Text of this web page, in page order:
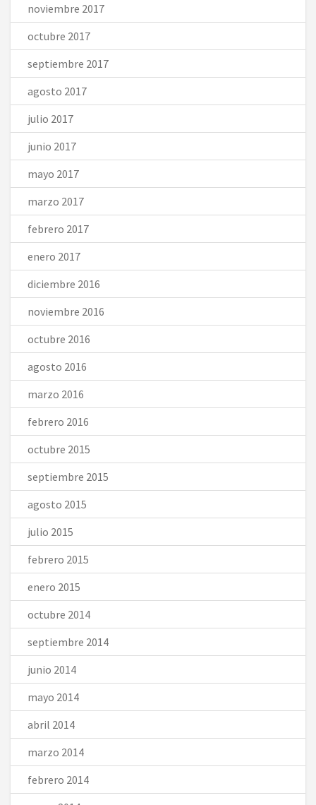
noviembre 2017
octubre 2017
septiembre 2017
agosto 2017
julio 2017
junio 2017
mayo 2017
marzo 2017
febrero 2017
enero 2017
diciembre 2016
noviembre 2016
octubre 2016
agosto 2016
marzo 2016
febrero 2016
octubre 2015
septiembre 2015
agosto 2015
julio 2015
febrero 2015
enero 2015
octubre 2014
septiembre 2014
junio 2014
mayo 2014
abril 2014
marzo 2014
febrero 2014